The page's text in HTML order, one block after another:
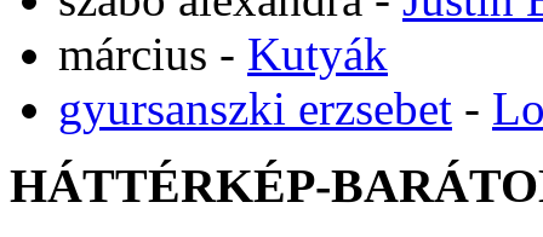
március - Kutyák
gyursanszki erzsebet -
HÁTTÉRKÉP-